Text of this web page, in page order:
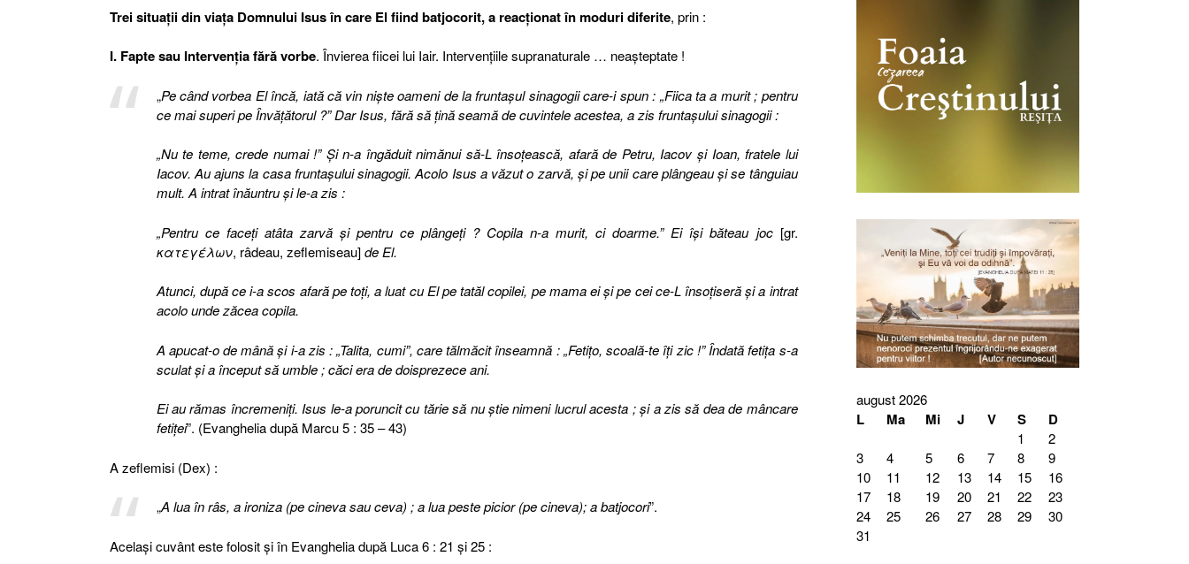
Trei situaţii din viaţa Domnului Isus în care El fiind batjocorit, a reacţionat în moduri diferite, prin :
I. Fapte sau Intervenţia fără vorbe. Învierea fiicei lui Iair. Intervenţiile supranaturale … neaşteptate !
„Pe când vorbea El încă, iată că vin nişte oameni de la fruntaşul sinagogii care-i spun : „Fiica ta a murit ; pentru
ce mai superi pe Învăţătorul ?” Dar Isus, fără să ţină seamă de cuvintele acestea, a zis fruntaşului sinagogii :
„Nu te teme, crede numai !” Şi n-a îngăduit nimănui să-L însoţească, afară de Petru, Iacov şi Ioan, fratele lui
Iacov. Au ajuns la casa fruntaşului sinagogii. Acolo Isus a văzut o zarvă, şi pe unii care plângeau şi se tânguiau
mult. A intrat înăuntru şi le-a zis :
„Pentru ce faceţi atâta zarvă şi pentru ce plângeţi ? Copila n-a murit, ci doarme.” Ei îşi băteau joc [gr.
κατεγέλων, râdeau, zeflemiseau]de El.
Atunci, după ce i-a scos afară pe toţi, a luat cu El pe tatăl copilei, pe mama ei şi pe cei ce-L însoţiseră şi a intrat
acolo unde zăcea copila.
A apucat-o de mână şi i-a zis :„Talita, cumi”, care tălmăcit înseamnă : „Fetiţo, scoală-te îţi zic !” Îndată fetiţa s-a
sculat şi a început să umble ; căci era de doisprezece ani.
Ei au rămas încremeniţi. Isus le-a poruncit cu tărie să nu ştie nimeni lucrul acesta ; şi a zis să dea de mâncare
fetiţei”. (Evanghelia după Marcu 5 : 35 – 43)
A zeflemisi (Dex) :
„A lua în râs, a ironiza (pe cineva sau ceva) ; a lua peste picior (pe cineva); a batjocori”.
Acelaşi cuvânt este folosit şi în Evanghelia după Luca 6 : 21 şi 25 :
august 2026
L Ma Mi J V S D
1
2
3
4 5 6 7 8
9
10
11 12 13 14 15
16
17
18 19 20 21 22
23
24
25 26 27 28 29
30
31